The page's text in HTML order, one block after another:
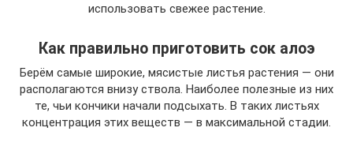
использовать свежее растение.
Как правильно приготовить сок алоэ
Берём самые широкие, мясистые листья растения — они
располагаются внизу ствола. Наиболее полезные из них
те, чьи кончики начали подсыхать. В таких листьях
концентрация этих веществ — в максимальной стадии.